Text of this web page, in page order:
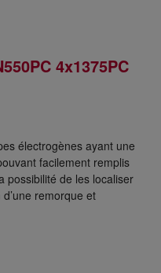
4x1375PC
électrogènes ayant une
facilement remplis
possibilité de les localiser
remorque et